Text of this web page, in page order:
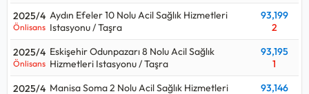
2025/4
Önlisans
Aydın Efeler 10 Nolu Acil Sağlık Hizmetleri
Istasyonu / Taşra
93,199
2
2025/4
Önlisans
Eskişehir Odunpazarı 8 Nolu Acil Sağlık
Hizmetleri Istasyonu / Taşra
93,195
1
2025/4 Manisa Soma 2 Nolu Acil Sağlık Hizmetleri
93,146